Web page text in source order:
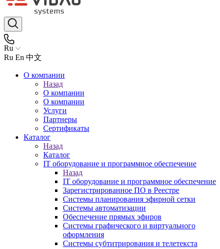
Ru
Ru En 中文
О компании
Назад
О компании
О компании
Услуги
Партнеры
Сертификаты
Каталог
Назад
Каталог
IT оборудование и программное обеспечение
Назад
IT оборудование и программное обеспечение
Зарегистрированное ПО в Реестре
Системы планирования эфирной сетки
Системы автоматизации
Обеспечение прямых эфиров
Системы графического и виртуального
оформления
Системы субтитрирования и телетекста